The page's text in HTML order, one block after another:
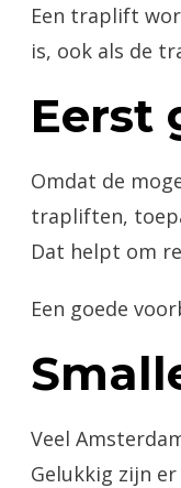
Een traplift
is, ook als de
Eerst
Omdat de
trapliften,
Dat helpt om
Een goede
Veel
Gelukkig zijn